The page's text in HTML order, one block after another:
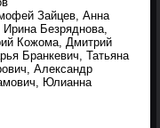
Зайцев, Анна
Безряднова,
Кожома, Дмитрий
Бранкевич, Татьяна
Александр
Юлианна